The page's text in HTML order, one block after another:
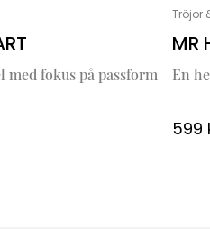
fokus på passform
Tröjor
MR
En
599